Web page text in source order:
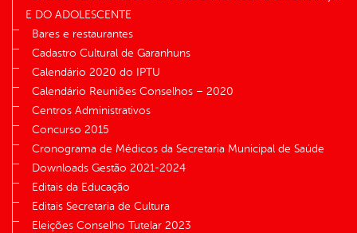
E DO ADOLESCENTE
Bares e restaurantes
Cadastro Cultural de Garanhuns
Calendário 2020 do IPTU
Calendário Reuniões Conselhos – 2020
Centros Administrativos
Concurso 2015
Cronograma de Médicos da Secretaria Municipal de Saúde
Downloads Gestão 2021-2024
Editais da Educação
Editais Secretaria de Cultura
Eleições Conselho Tutelar 2023